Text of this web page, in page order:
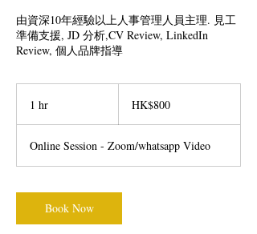
由資深10年經驗以上人事管理人員主理. 見工
準備支援, JD 分析,CV Review, LinkedIn
Review, 個人品牌指導
1 hr
KongHK$800
Online Session - Zoom/whatsapp Video
Book Now